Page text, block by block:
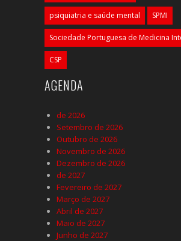
psiquiatria e saúde mental SPMI
Sociedade Portuguesa de Medicina
CSP
AGENDA
de 2026
Setembro de 2026
Outubro de 2026
Novembro de 2026
Dezembro de 2026
de 2027
Fevereiro de 2027
Março de 2027
Abril de 2027
Maio de 2027
Junho de 2027